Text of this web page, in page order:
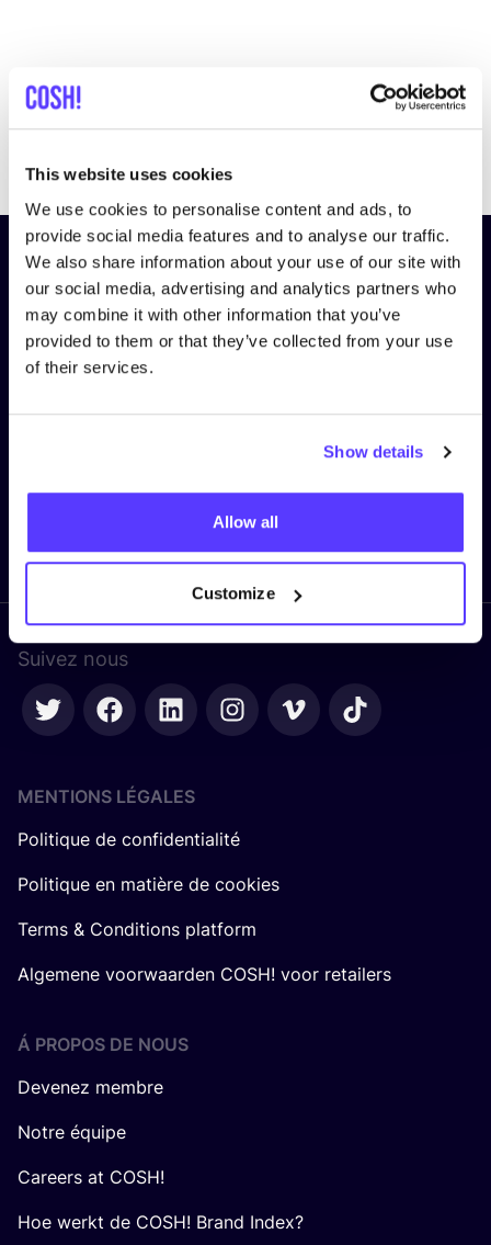
This website uses cookies
We use cookies to personalise content and ads, to
provide social media features and to analyse our traffic.
We also share information about your use of our site with
our social media, advertising and analytics partners who
may combine it with other information that you’ve
provided to them or that they’ve collected from your use
of their services.
Show details
Allow all
Customize
Inscrivez-vous à notre lettre
d’information et restez informé !
Nom*
Suivez nous
MENTIONS LÉGALES
Politique de confidentialité
Politique en matière de cookies
Terms & Conditions platform
Algemene voorwaarden COSH! voor retailers
Á PROPOS DE NOUS
Devenez membre
Notre équipe
Careers at COSH!
Hoe werkt de COSH! Brand Index?